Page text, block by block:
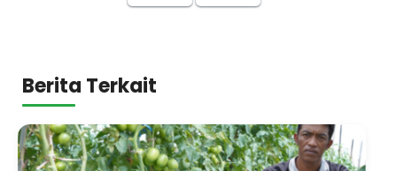
Berita Terkait